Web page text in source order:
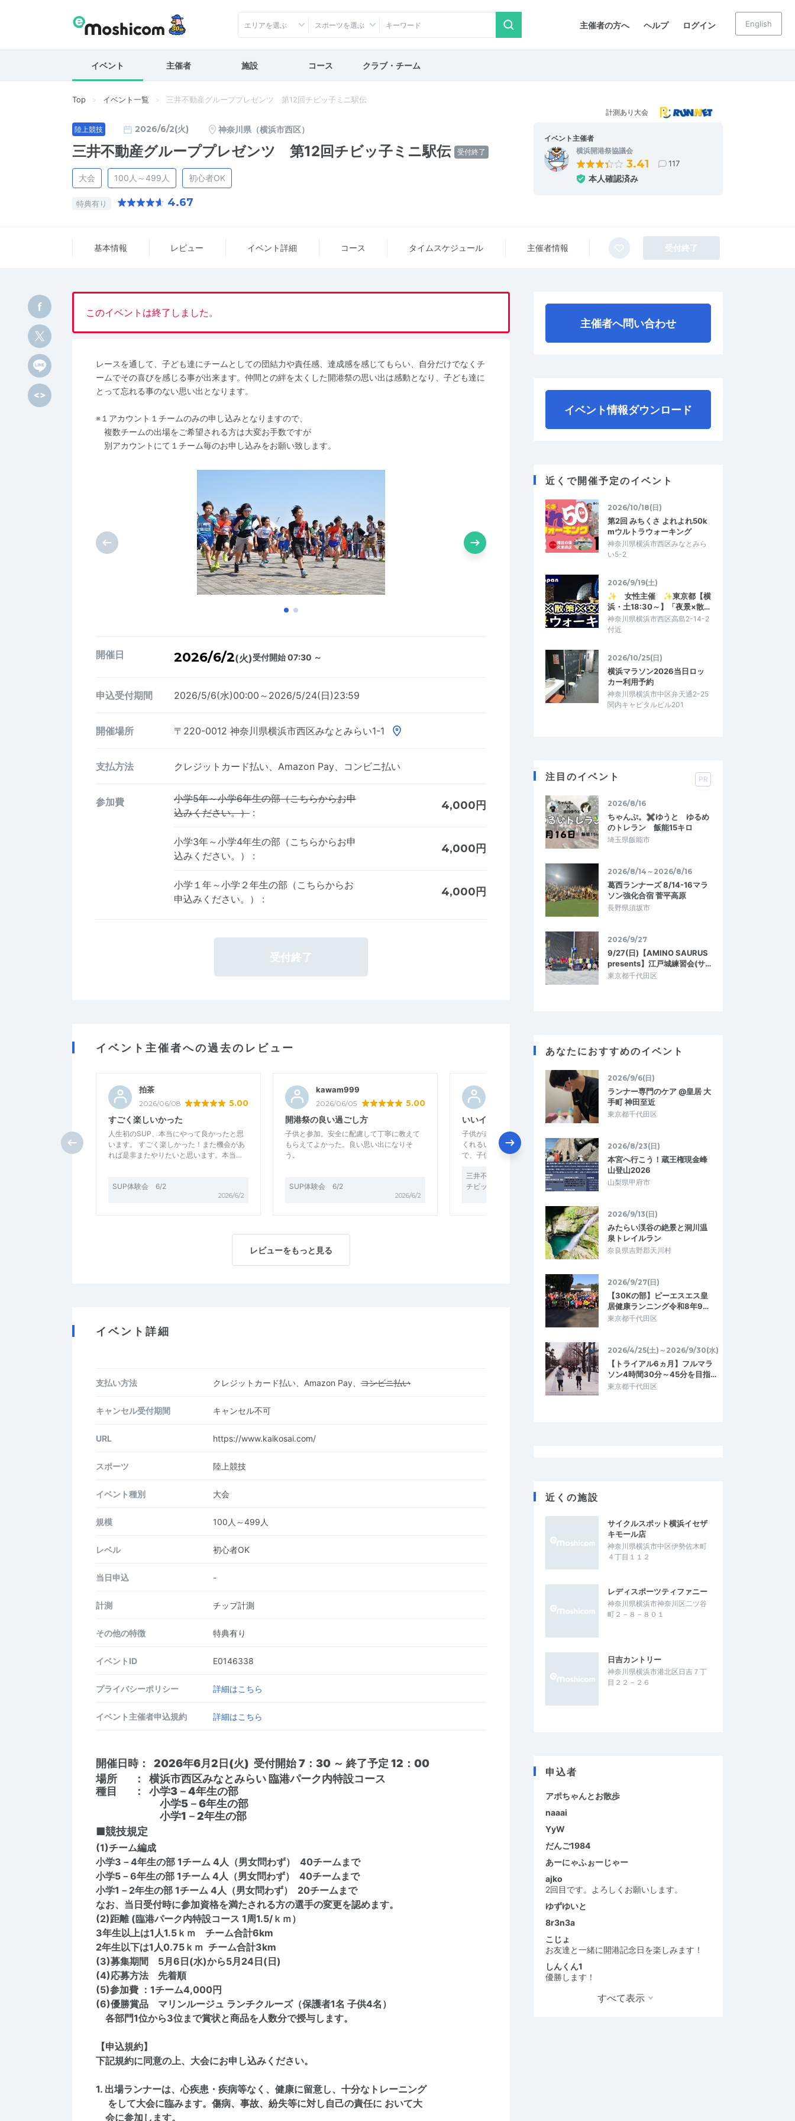
主催者の方へ ヘルプ ログイン
エリアを選ぶ スポーツを選ぶ English
イベント 主催者 施設 コース クラブ・チーム
Top イベント一覧 三井不動産グループプレゼンツ 第12回チビッ子ミニ駅伝
陸上競技
計測あり大会
2026/6/2(火) 神奈川県（横浜市西区）
三井不動産グループプレゼンツ 第12回チビッ子ミニ駅伝 受付終了
大会 100人～499人 初心者OK
特典有り 4.67
イベント主催者
横浜開港祭協議会
3.41 117
本人確認済み
基本情報 レビュー イベント詳細 コース タイム スケジュール 主催者情報 受付終了
このイベントは終了しました。
レースを通して、子ども達にチームとしての団結力や責任感、達成感を感じてもらい、自分だけでなくチ
ームでその喜びを感じる事が出来ます。仲間との絆を太くした開港祭の思い出は感動となり、子ども達に
とって忘れる事のない思い出となります。
※１アカウント１チームのみの申し込みとなりますので、
複数チームの出場をご希望される方は大変お手数ですが
別アカウントにて１チーム毎のお申し込みをお願い致します。
開催日 2026/6/2(火)受付開始 07:30 ～
申込受付期間 2026/5/6(水)00:00～2026/5/24(日)23:59
開催場所 〒220-0012 神奈川県横浜市西区みなとみらい1-1
支払方法 クレジットカード払い、Amazon Pay、コンビニ払い
参加費
小学5年～小学6年生の部（こちらからお申
込みください。） :
4,000円
小学3年～小学4年生の部（こちらからお申
込みください。） :
4,000円
小学１年～小学２年生の部（こちらからお
申込みください。） :
4,000円
受付終了
イベント主催者への過去のレビュー
拍茶
2026/06/08 5.00
すごく楽しいかった
人生初のSUP、本当にやって良かったと思
います。 すごく楽しかった！また機会があ
れば是非またやりたいと思います。本当…
SUP体験会 6/2
2026/6/2
kawam999
2026/06/05 5.00
開港祭の良い過ごし方
子供と参加。安全に配慮して丁寧に教えて
もらえてよかった。良い思い出になりそ
う。
SUP体験会 6/2
2026/6/2
5.00
いいイベントだと思います
子供が走ることにポジティブに向き合って
くれるいいイベントです。チームで走るの
で、子供も来年を楽しみにしています。
三井不動産グループプレゼンツ 第12回
チビッ子ミニ駅伝
tomoya206
良かったです
かりやすいです。
三井不動産グループプレゼンツ 第12回
チビッ子ミニ駅伝
レビューをもっと見る
イベント詳細
支払い方法 クレジットカード払い、Amazon Pay、 コンビニ払い
キャンセル受付期間 キャンセル不可
URL https://www.kaikosai.com/
スポーツ 陸上競技
イベント種別 大会
規模 100人～499人
レベル 初心者OK
当日申込 -
計測 チップ計測
その他の特徴 特典有り
イベントID E0146338
プライバシーポリシー 詳細はこちら
イベント主催者申込規約 詳細はこちら
開催日時： 2026年6月2日(火) 受付開始 7：30 ～ 終了予定 12：00
場所 ： 横浜市西区みなとみらい 臨港パーク内特設コース
種目 ： 小学3－4年生の部
小学5－6年生の部
小学1－2年生の部
■競技規定
(1)チーム編成
小学3－4年生の部 1チーム 4人（男女問わず） 40チームまで
小学5－6年生の部 1チーム 4人（男女問わず） 40チームまで
小学1－2年生の部 1チーム 4人（男女問わず） 20チームまで
なお、当日受付時に参加資格を満たされる方の選手の変更を認めます。
(2)距離 (臨港パーク内特設コース 1周1.5/ｋｍ）
3年生以上は1人1.5ｋｍ チーム合計6km
2年生以下は1人0.75ｋｍ チーム合計3km
(3)募集期間 5月6日(水)から5月24日(日)
(4)応募方法 先着順
(5)参加費 ：1チーム4,000円
(6)優勝賞品 マリンルージュ ランチクルーズ（保護者1名 子供4名）
各部門1位から3位まで賞状と商品を人数分で授与します。
【申込規約】
下記規約に同意の上、大会にお申し込みください。
1. 出場ランナーは、心疾患・疾病等なく、健康に留意し、十分なトレーニング
をして大会に臨みます。傷病、事故、紛失等に対し自己の責任に おいて大
会に参加します。
主催者へ問い合わせ
イベント情報ダウンロード
近くで開催予定のイベント
2026/10/18(日)
第2回 みちくさ よれよれ50k
mウルトラウォーキング
神奈川県横浜市西区みなとみら
い5-2
2026/9/19(土)
✨ 女性主催 ✨東京都【横
浜・土18:30～】「夜景×散…
神奈川県横浜市西区高島2-14-2
付近
2026/10/25(日)
横浜マラソン2026当日ロッ
カー利用予約
神奈川県横浜市中区弁天通2-25
関内キャピタルビル201
注目のイベント PR
2026/8/16
ちゃんぷ。✖ゆうと ゆるめ
のトレラン 飯能15キロ
埼玉県飯能市
2026/8/14～2026/8/16
葛西ランナーズ 8/14-16マラ
ソン強化合宿 菅平高原
長野県須坂市
2026/9/27
9/27(日)【AMINO SAURUS
presents】江戸城練習会(サ…
東京都千代田区
あなたにおすすめのイベント
2026/9/6(日)
ランナー専門のケア @皇居 大
手町 神田至近
東京都千代田区
2026/8/23(日)
本宮へ行こう！蔵王権現金峰
山登山2026
山梨県甲府市
2026/9/13(日)
みたらい渓谷の絶景と洞川温
泉トレイルラン
奈良県吉野郡天川村
2026/9/27(日)
【30Kの部】ピーエスエス皇
居健康ランニング令和8年9…
東京都千代田区
2026/4/25(土)～2026/9/30(水)
【トライアル6ヵ月】フルマラ
ソン4時間30分～45分を目指…
東京都千代田区
近くの施設
サイクルスポット横浜イセザ
キモール店
神奈川県横浜市中区伊勢佐木町
４丁目１１２
レディスポーツティファニー
神奈川県横浜市神奈川区二ツ谷
町２－８－８０１
日吉カントリー
神奈川県横浜市港北区日吉７丁
目２２－２６
申込者
アポちゃんとお散歩
naaai
YyW
だんご1984
あーにゃふぉーじゃー
ajko
2回目です。よろしくお願いします。
ゆずゆいと
8r3n3a
こじょ
お友達と一緒に開港記念日を楽しみます！
しんくん1
優勝します！
すべて表示